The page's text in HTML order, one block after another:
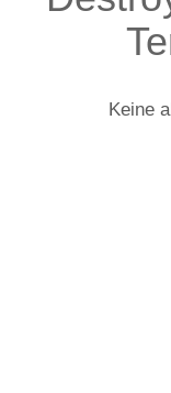
Keine